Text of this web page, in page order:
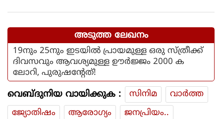
അടുത്ത ലേഖനം
19നും 25നും ഇടയില്‍ പ്രായമുള്ള ഒരു സ്ത്രീക്ക്
ദിവസവും ആവശ്യമുള്ള ഊര്‍ജ്ജം 2000 ക
ലോറി, പുരുഷന്റേത്!
വെബ്ദുനിയ വായിക്കുക : സിനിമ
വാര്‍ത്ത
ജ്യോതിഷം
ആരോഗ്യം ജനപ്രിയം..